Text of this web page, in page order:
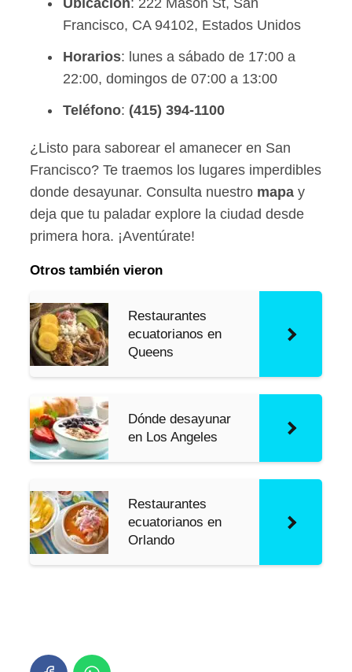
Ubicación: 222 Mason St, San
Francisco, CA 94102, Estados Unidos
Horarios: lunes a sábado de 17:00 a
22:00, domingos de 07:00 a 13:00
Teléfono: (415) 394-1100
¿Listo para saborear el amanecer en San
Francisco? Te traemos los lugares imperdibles
donde desayunar. Consulta nuestro mapa y
deja que tu paladar explore la ciudad desde
primera hora. ¡Aventúrate!
Otros también vieron
Restaurantes
ecuatorianos en
Queens
Dónde desayunar
en Los Angeles
Restaurantes
ecuatorianos en
Orlando